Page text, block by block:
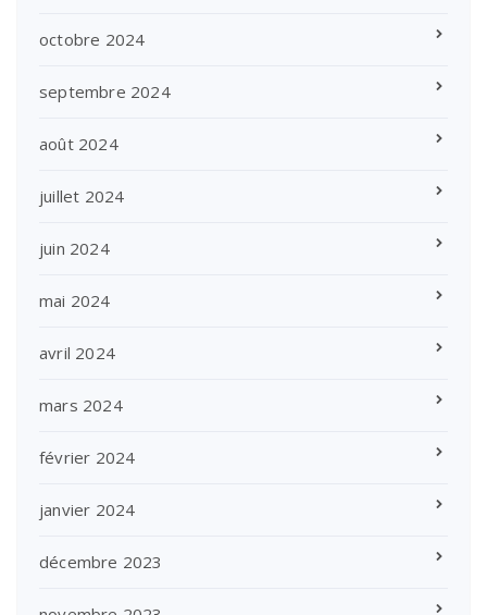
octobre 2024
septembre 2024
août 2024
juillet 2024
juin 2024
mai 2024
avril 2024
mars 2024
février 2024
janvier 2024
décembre 2023